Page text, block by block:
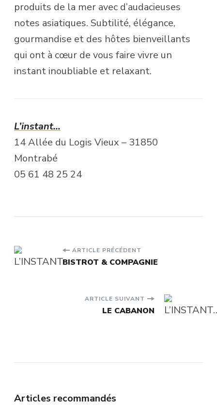
produits de la mer avec d’audacieuses
notes asiatiques. Subtilité, élégance,
gourmandise et des hôtes bienveillants
qui ont à cœur de vous faire vivre un
instant inoubliable et relaxant.
L’instant…
14 Allée du Logis Vieux – 31850
Montrabé
05 61 48 25 24
Navigation
ARTICLE PRÉCÉDENT
BISTROT & COMPAGNIE
ARTICLE SUIVANT
LE CABANON
Articles recommandés